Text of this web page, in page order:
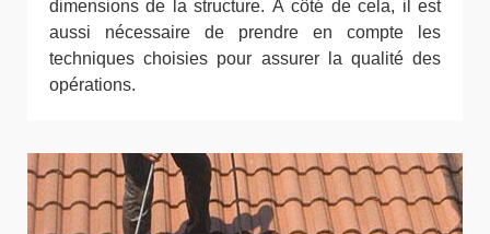
dimensions de la structure. À côté de cela, il est
aussi nécessaire de prendre en compte les
techniques choisies pour assurer la qualité des
opérations.